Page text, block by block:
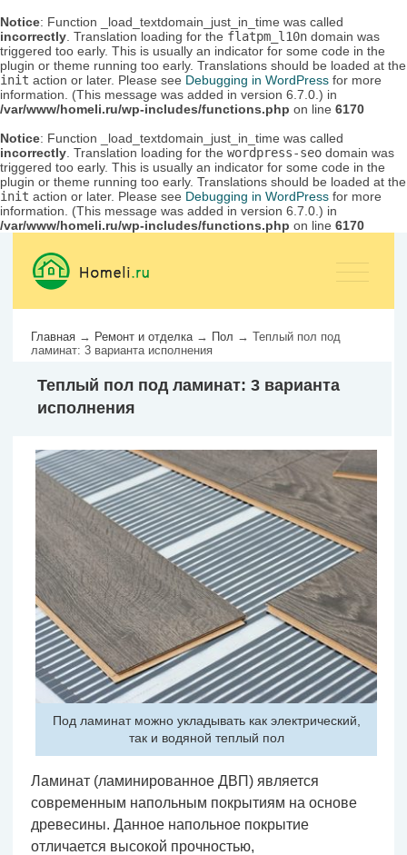
Notice: Function _load_textdomain_just_in_time was called
incorrectly . Translation loading for the flatpm_l10n domain was
triggered too early. This is usually an indicator for some code in the
plugin or theme running too early. Translations should be loaded at the
init action or later. Please see Debugging in WordPress for more
information. (This message was added in version 6.7.0.) in
/var/www/homeli.ru/wp-includes/functions.php on line 6170
Notice: Function _load_textdomain_just_in_time was called
incorrectly . Translation loading for the wordpress-seo domain was
triggered too early. This is usually an indicator for some code in the
plugin or theme running too early. Translations should be loaded at the
init action or later. Please see Debugging in WordPress for more
information. (This message was added in version 6.7.0.) in
/var/www/homeli.ru/wp-includes/functions.php on line 6170
Главная → Ремонт и отделка → Пол → Теплый пол под
ламинат: 3 варианта исполнения
Теплый пол под ламинат: 3 варианта
исполнения
Под ламинат можно укладывать как электрический,
так и водяной теплый пол
Ламинат (ламинированное ДВП) является
современным напольным покрытиям на основе
древесины. Данное напольное покрытие
отличается высокой прочностью,